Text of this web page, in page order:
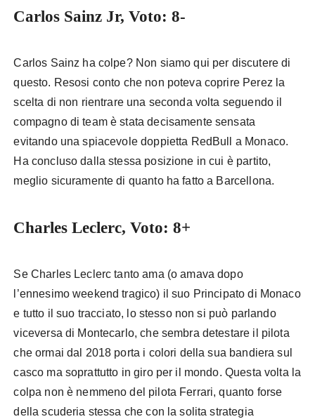
Carlos Sainz Jr, Voto: 8-
Carlos Sainz ha colpe? Non siamo qui per discutere di
questo. Resosi conto che non poteva coprire Perez la
scelta di non rientrare una seconda volta seguendo il
compagno di team è stata decisamente sensata
evitando una spiacevole doppietta RedBull a Monaco.
Ha concluso dalla stessa posizione in cui è partito,
meglio sicuramente di quanto ha fatto a Barcellona.
Charles Leclerc, Voto: 8+
Se Charles Leclerc tanto ama (o amava dopo
l’ennesimo weekend tragico) il suo Principato di Monaco
e tutto il suo tracciato, lo stesso non si può parlando
viceversa di Montecarlo, che sembra detestare il pilota
che ormai dal 2018 porta i colori della sua bandiera sul
casco ma soprattutto in giro per il mondo. Questa volta la
colpa non è nemmeno del pilota Ferrari, quanto forse
della scuderia stessa che con la solita strategia